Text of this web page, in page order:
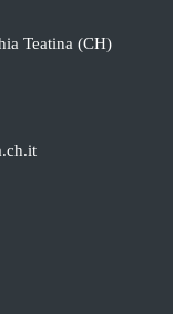
Teatina (CH)